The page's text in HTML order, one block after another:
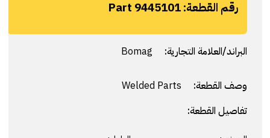
رقم القطعة:Part 9445101
البراند/العلامة التجارية:
وصف القطعة:
تفاصيل القطعة: